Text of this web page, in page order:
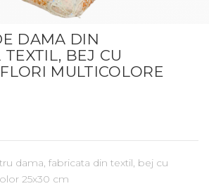
DAMA DIN
BEJ CU
MULTICOLORE
dama, fabricata din textil, bej cu
25x30 cm